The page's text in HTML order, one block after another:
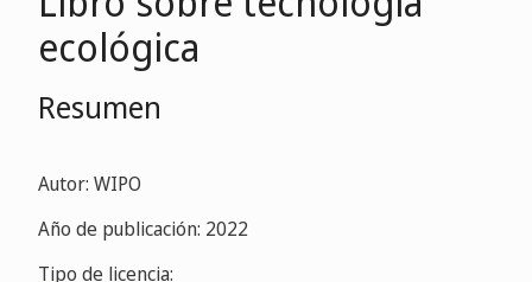
ecológica
Resumen
Autor: WIPO
Año de publicación: 2022
Tipo de licencia: